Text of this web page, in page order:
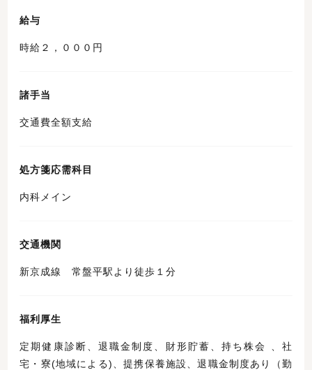
給与
時給２，０００円
諸手当
交通費全額支給
処方箋応需科目
内科メイン
交通機関
新京成線 常盤平駅より徒歩１分
福利厚生
定期健康診断、退職金制度、財形貯蓄、持ち株会 、社
宅・寮(地域による)、提携保養施設、退職金制度あり（勤